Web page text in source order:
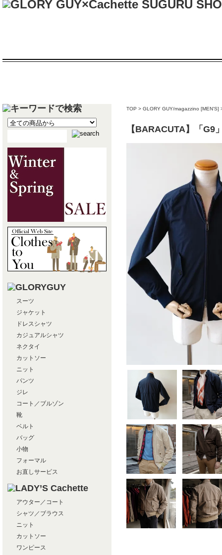
TOP > GLORY GUY/magazzino [MEN'S]
【BARACUTA】「G9
スーツ
ジャケット
ドレスシャツ
カジュアルシャツ
ネクタイ
カットソー
ニット
パンツ
ジレ
コート／ブルゾン
靴
ベルト
バッグ
小物
フォーマル
お直しサービス
アウター／コート
シャツ／ブラウス
ニット
カットソー
ワンピース